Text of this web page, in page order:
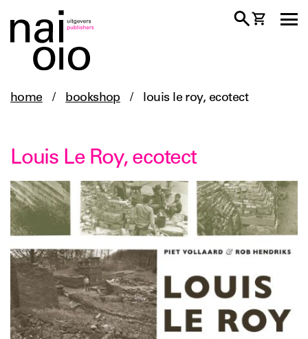
home / bookshop / louis le roy, ecotect
Louis Le Roy, ecotect